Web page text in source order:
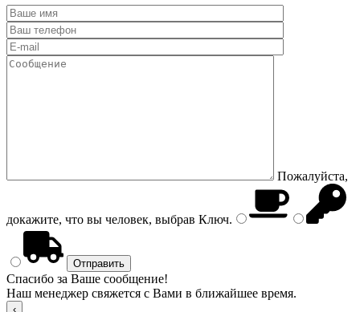
Пожалуйста,
докажите, что вы человек, выбрав Ключ.
Спасибо за Ваше сообщение!
Наш менеджер свяжется с Вами в ближайшее время.